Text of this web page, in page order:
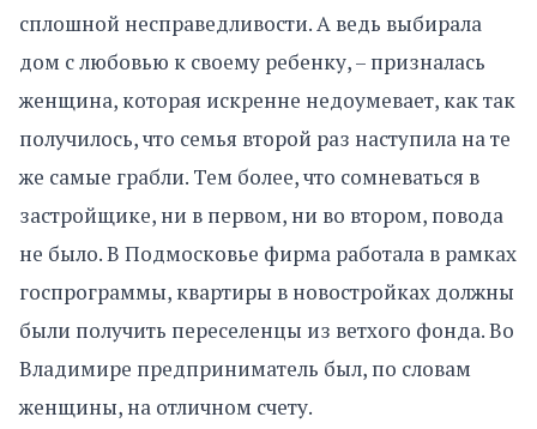
сплошной несправедливости. А ведь выбирала
дом с любовью к своему ребенку, – призналась
женщина, которая искренне недоумевает, как так
получилось, что семья второй раз наступила на те
же самые грабли. Тем более, что сомневаться в
застройщике, ни в первом, ни во втором, повода
не было. В Подмосковье фирма работала в рамках
госпрограммы, квартиры в новостройках должны
были получить переселенцы из ветхого фонда. Во
Владимире предприниматель был, по словам
женщины, на отличном счету.